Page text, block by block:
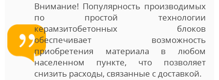
Внимание! Популярность производимых
по простой технологии
керамзитобетонных блоков
обеспечивает возможность
приобретения материала в любом
населенном пункте, что позволяет
снизить расходы, связанные с доставкой.